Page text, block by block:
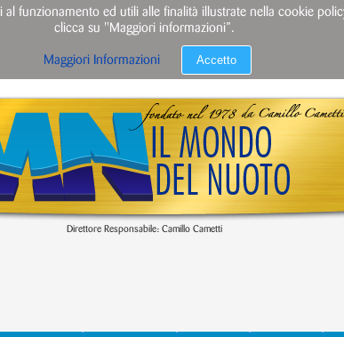
Direttore Responsabile: Camillo Cametti
funzionamento ed utili alle finalità illustrate nella cookie
clicca su "Maggiori informazioni”.
Maggiori Informazioni Accetto